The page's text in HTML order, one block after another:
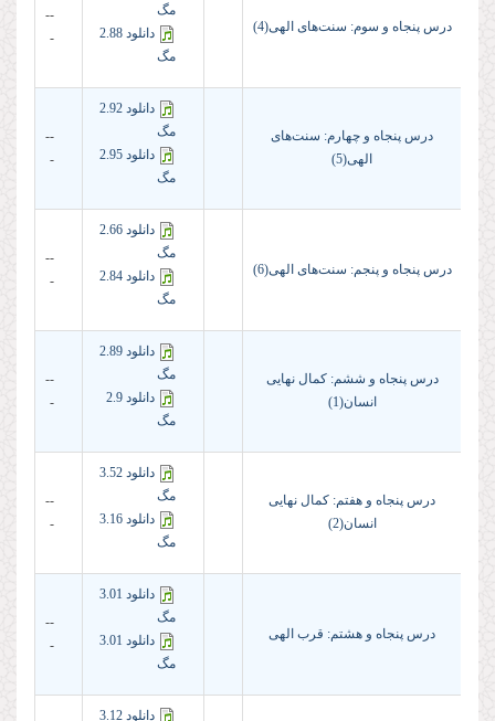
درس پنجاه و سوم: سنت‌های الهی(4)
مگ
دانلود 2.88
مگ
--
-
درس پنجاه و چهارم: سنت‌های
الهی(5)
دانلود 2.92
مگ
دانلود 2.95
مگ
--
-
درس پنجاه و پنجم: سنت‌های الهی(6)
دانلود 2.66
مگ
دانلود 2.84
مگ
--
-
درس پنجاه و ششم: کمال نهایی
انسان(1)
دانلود 2.89
مگ
دانلود 2.9
مگ
--
-
درس پنجاه و هفتم: کمال نهایی
انسان(2)
دانلود 3.52
مگ
دانلود 3.16
مگ
--
-
درس پنجاه و هشتم: قرب الهی
دانلود 3.01
مگ
دانلود 3.01
مگ
--
-
دانلود 3.12